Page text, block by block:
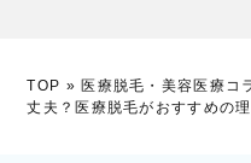
TOP »医療脱毛・美容医療コ
丈夫？医療脱毛がおすすめの